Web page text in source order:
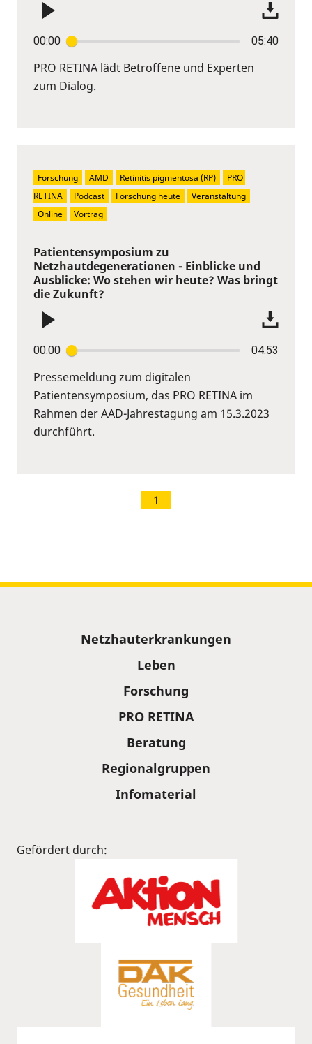
00:00 05:40
PRO RETINA lädt Betroffene und Experten
zum Dialog.
Patientensymposium zu
Netzhautdegenerationen - Einblicke und
Ausblicke: Wo stehen wir heute? Was bringt
die Zukunft?
00:00 04:53
Pressemeldung zum digitalen
Patientensymposium, das PRO RETINA im
Rahmen der AAD-Jahrestagung am 15.3.2023
durchführt.
Forschung AMD Retinitis pigmentosa (RP)
PRO
RETINA
Podcast Forschung heute
Veranstaltung
Online
Vortrag
1
Netzhauterkrankungen
Leben
Forschung
PRO RETINA
Beratung
Regionalgruppen
Infomaterial
Gefördert durch: